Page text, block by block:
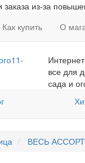
из-за
Как купить О
все для
сада и
ВЕСЬ